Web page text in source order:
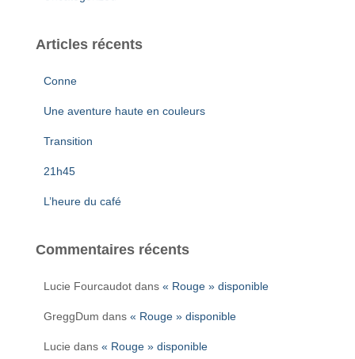
Articles récents
Conne
Une aventure haute en couleurs
Transition
21h45
L’heure du café
Commentaires récents
Lucie Fourcaudot dans « Rouge » disponible
GreggDum dans « Rouge » disponible
Lucie dans « Rouge » disponible